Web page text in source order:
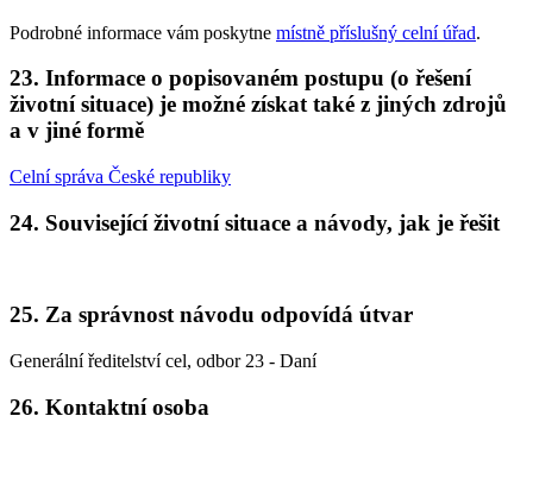
Podrobné informace vám poskytne místně příslušný celní úřad.
23. Informace o popisovaném postupu (o řešení
životní situace) je možné získat také z jiných zdrojů
a v jiné formě
Celní správa České republiky
24. Související životní situace a návody, jak je řešit
25. Za správnost návodu odpovídá útvar
Generální ředitelství cel, odbor 23 - Daní
26. Kontaktní osoba